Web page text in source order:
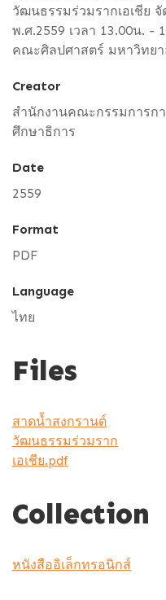
วัฒนธรรมร่วมรากเอเชีย
พ.ศ.2559 เวลา 13.00น.
คณะศิลปศาสตร์ มหาวิทย
Creator
สำนักงานคณะกรรมการก
ศึกษาธิการ
Date
2559
Format
PDF
Language
ไทย
Files
สาดน้ำสงกรานต์
วัฒนธรรมร่วมราก
เอเชีย.pdf
Collection
หนังสืออิเล็กทรอนิกส์